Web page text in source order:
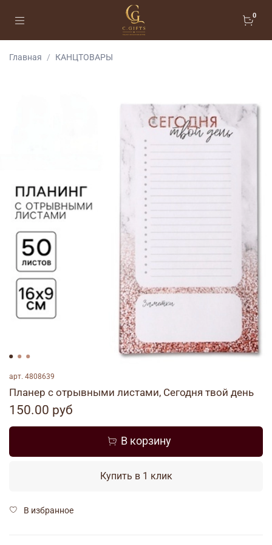
0
Главная КАНЦТОВАРЫ
арт. 4808639
Планер с отрывными листами, Сегодня твой день
150.00 руб
В корзину
Купить в 1 клик
В избранное